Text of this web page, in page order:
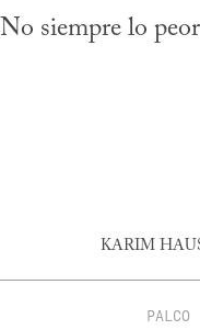
No siempre lo
KARIM
PALCO